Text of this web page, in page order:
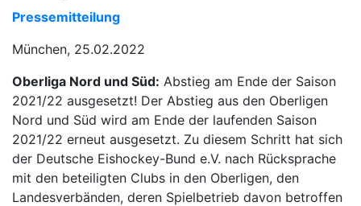
Pressemitteilung
München, 25.02.2022
Oberliga Nord und Süd: Abstieg am Ende der Saison
2021/22 ausgesetzt! Der Abstieg aus den Oberligen
Nord und Süd wird am Ende der laufenden Saison
2021/22 erneut ausgesetzt. Zu diesem Schritt hat sich
der Deutsche Eishockey-Bund e.V. nach Rücksprache
mit den beteiligten Clubs in den Oberligen, den
Landesverbänden, deren Spielbetrieb davon betroffen